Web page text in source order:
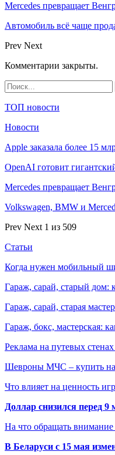
Mercedes превращает
Автомобиль всё чаще
Prev Next
Комментарии закрыты.
ТОП новости
Новости
Apple заказала более 15
OpenAI готовит
Mercedes превращает
Volkswagen, BMW и
Prev Next 1 из 509
Статьи
Когда нужен мобильный
Гараж, сарай, старый дом:
Гараж, сарай, старая
Гараж, бокс, мастерская:
Реклама на путевых
Шевроны МЧС – купить
Что влияет на ценность
Доллар снизился перед
На что обращать внимание
В Беларуси с 15 мая